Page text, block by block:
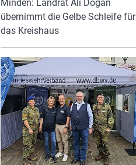
Minden: Landrat Ali Dogan
übernimmt die Gelbe Schleife für
das Kreishaus